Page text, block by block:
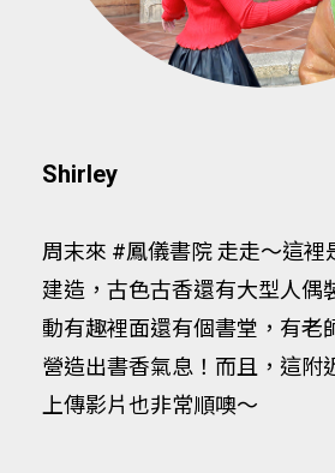
Shirley
周末來 #鳳儀書院 走走～這裡
建造，古色古香還有大型人偶
動有趣裡面還有個書堂，有老
營造出書香氣息！而且，這附
上傳影片也非常順噢～